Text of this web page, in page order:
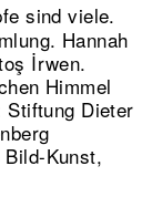
sind viele.
Hannah
İrwen.
Himmel
Stiftung Dieter
Kunst,